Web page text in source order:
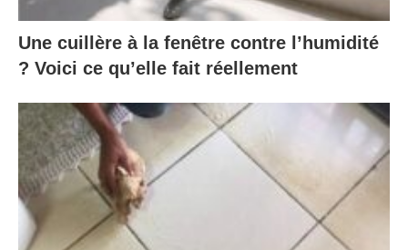
Une cuillère à la fenêtre contre l’humidité
? Voici ce qu’elle fait réellement